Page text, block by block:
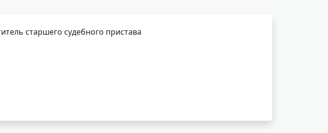
старшего судебного пристава